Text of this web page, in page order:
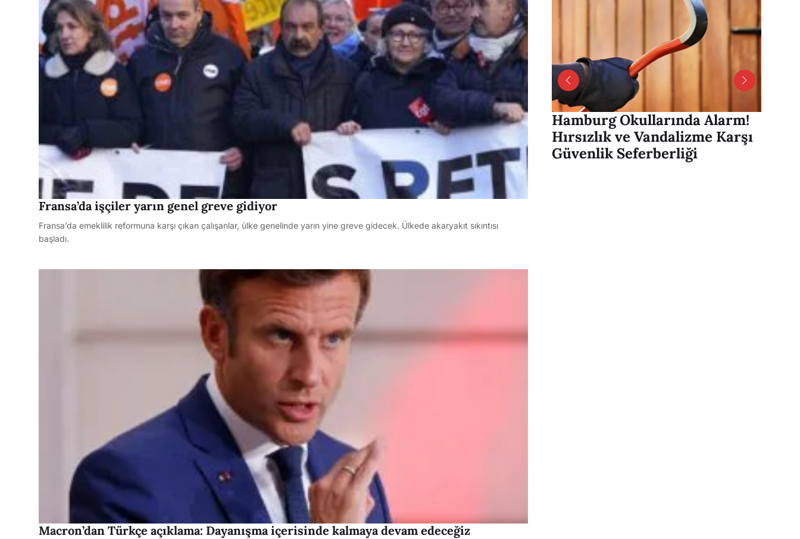
Fransa’da işçiler yarın genel greve gidiyor
Fransa’da emeklilik reformuna karşı çıkan çalışanlar, ülke genelinde yarın yine greve gidecek. Ülkede akaryakıt sıkıntısı
başladı.
Macron’dan Türkçe açıklama: Dayanışma içerisinde kalmaya devam edeceğiz
Hamburg Okullarında Alarm!
Hırsızlık ve Vandalizme Karşı
Güvenlik Seferberliği